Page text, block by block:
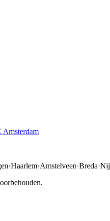
Amsterdam
·Haarlem·Amstelveen·Breda·